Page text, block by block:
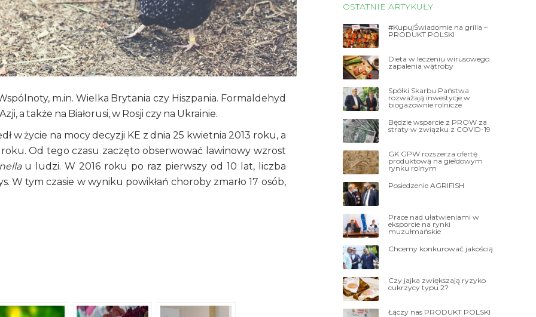
m.in. Wielka Brytania czy Hiszpania. Formaldehyd
a także na Białorusi, w Rosji czy na Ukrainie.
w życie na mocy decyzji KE z dnia 25 kwietnia 2013 roku, a
Od tego czasu zaczęto obserwować lawinowy wzrost
u ludzi. W 2016 roku po raz pierwszy od 10 lat, liczba
W tym czasie w wyniku powikłań choroby zmarło 17 osób,
OSTATNIE ARTYKUŁY
#KupujŚwiadomie na grilla –
PRODUKT POLSKI
Dieta w leczeniu wirusowego
zapalenia wątroby
Spółki Skarbu Państwa
rozważają inwestycje w
biogazownie rolnicze
Będzie wsparcie z PROW za
straty w związku z COVID-19
GK GPW rozszerza ofertę
produktową na giełdowym
rynku rolnym
Posiedzenie AGRIFISH
Prace nad ułatwieniami w
eksporcie na rynki
muzułmańskie
Chcemy konkurować jakością
Czy jajka zwiększają ryzyko
cukrzycy typu 2?
Łączy nas PRODUKT POLSKI